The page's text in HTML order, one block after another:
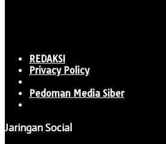
REDAKSI
Privacy Policy
Pedoman Media Siber
Jaringan Social